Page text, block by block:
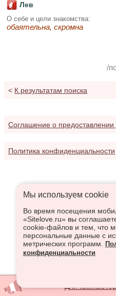
Лев
О себе и цели знакомства:
обаятельна, скромна
/
< К результатам поиска
Соглашение о предоставлении
Политика конфиденциальности
Мы используем сookie
Во время посещения
«Sitelove.ru» вы
cookie-файлов и тем, что
персональные данные с
метрических программ.
конфиденциальности
Для